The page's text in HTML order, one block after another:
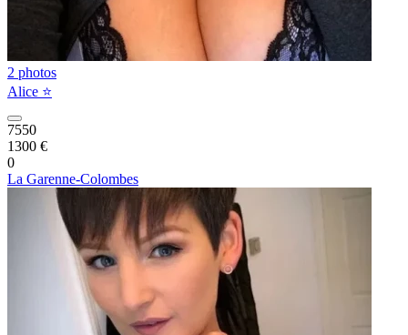
2 photos
Alice ⭐️
7550
1300 €
0
La Garenne-Colombes